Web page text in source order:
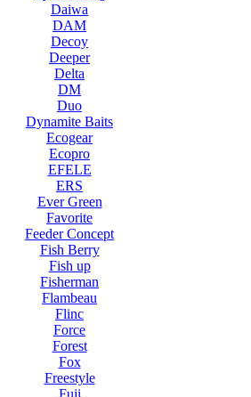
Daiwa
DAM
Decoy
Deeper
Delta
DM
Duo
Dynamite Baits
Ecogear
Ecopro
EFELE
ERS
Ever Green
Favorite
Feeder Concept
Fish Berry
Fish up
Fisherman
Flambeau
Flinc
Force
Forest
Fox
Freestyle